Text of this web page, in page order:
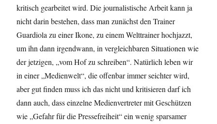
kritisch gearbeitet wird. Die journalistische Arbeit kann ja
nicht darin bestehen, dass man zunächst den Trainer
Guardiola zu einer Ikone, zu einem Welttrainer hochjazzt,
um ihn dann irgendwann, in vergleichbaren Situationen wie
der jetzigen, „vom Hof zu schreiben“. Natürlich leben wir
in einer „Medienwelt“, die offenbar immer seichter wird,
aber gut finden muss ich das nicht und kritisieren darf ich
dann auch, dass einzelne Medienvertreter mit Geschützen
wie „Gefahr für die Pressefreiheit“ ein wenig sparsamer